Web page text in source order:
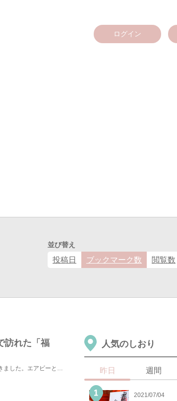
ログイン
並び替え
投稿日 ブックマーク数 閲覧数
訪れた「福
GWに高校時代の友人と6人で九州旅行へ行ってきました。エアビーと友人宅を活用して宿泊費を抑えた代わり...
人気のしおり
昨日 週間
2021/07/04